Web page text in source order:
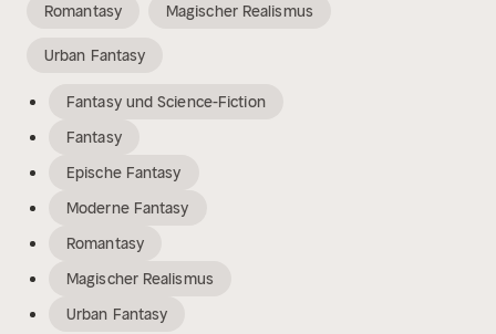
Romantasy Magischer Realismus
Urban Fantasy
Fantasy und Science-Fiction
Fantasy
Epische Fantasy
Moderne Fantasy
Romantasy
Magischer Realismus
Urban Fantasy